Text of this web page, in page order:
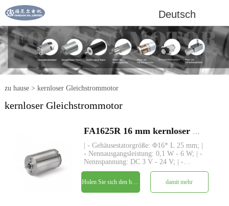
Deutsch
zu hause> kernloser Gleichstrommotor
kernloser Gleichstrommotor
| - Gehäusestatorgröße: Φ16* L 25 mm; |
- Nennausgangsleistung: 0,1 W - 6 W; | -
Nennspannung: DC 3 V - 24 V; | -
Nenndrehmoment: bis zu 21 gf-cm; | -
Schaft : Φ1,5 mm, kundenspezifische
Länge; | - Struktur: kernlose
Permanentmagnetwicklung | - MOQ:
damit mehr